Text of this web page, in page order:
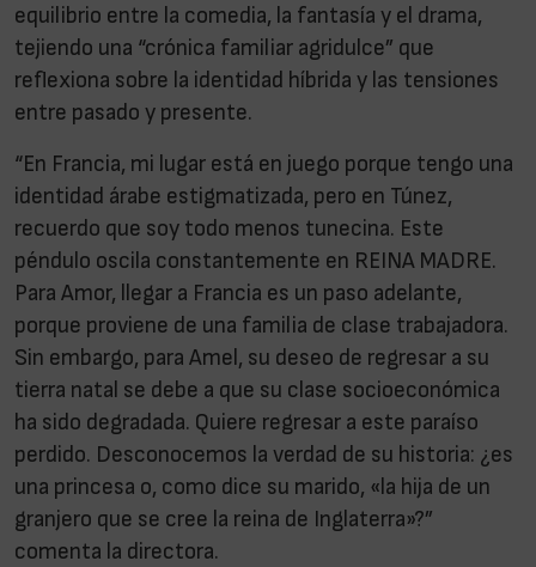
equilibrio entre la comedia, la fantasía y el drama,
tejiendo una “crónica familiar agridulce” que
reflexiona sobre la identidad híbrida y las tensiones
entre pasado y presente.
“En Francia, mi lugar está en juego porque tengo una
identidad árabe estigmatizada, pero en Túnez,
recuerdo que soy todo menos tunecina. Este
péndulo oscila constantemente en REINA MADRE.
Para Amor, llegar a Francia es un paso adelante,
porque proviene de una familia de clase trabajadora.
Sin embargo, para Amel, su deseo de regresar a su
tierra natal se debe a que su clase socioeconómica
ha sido degradada. Quiere regresar a este paraíso
perdido. Desconocemos la verdad de su historia: ¿es
una princesa o, como dice su marido, «la hija de un
granjero que se cree la reina de Inglaterra»?”
comenta la directora.